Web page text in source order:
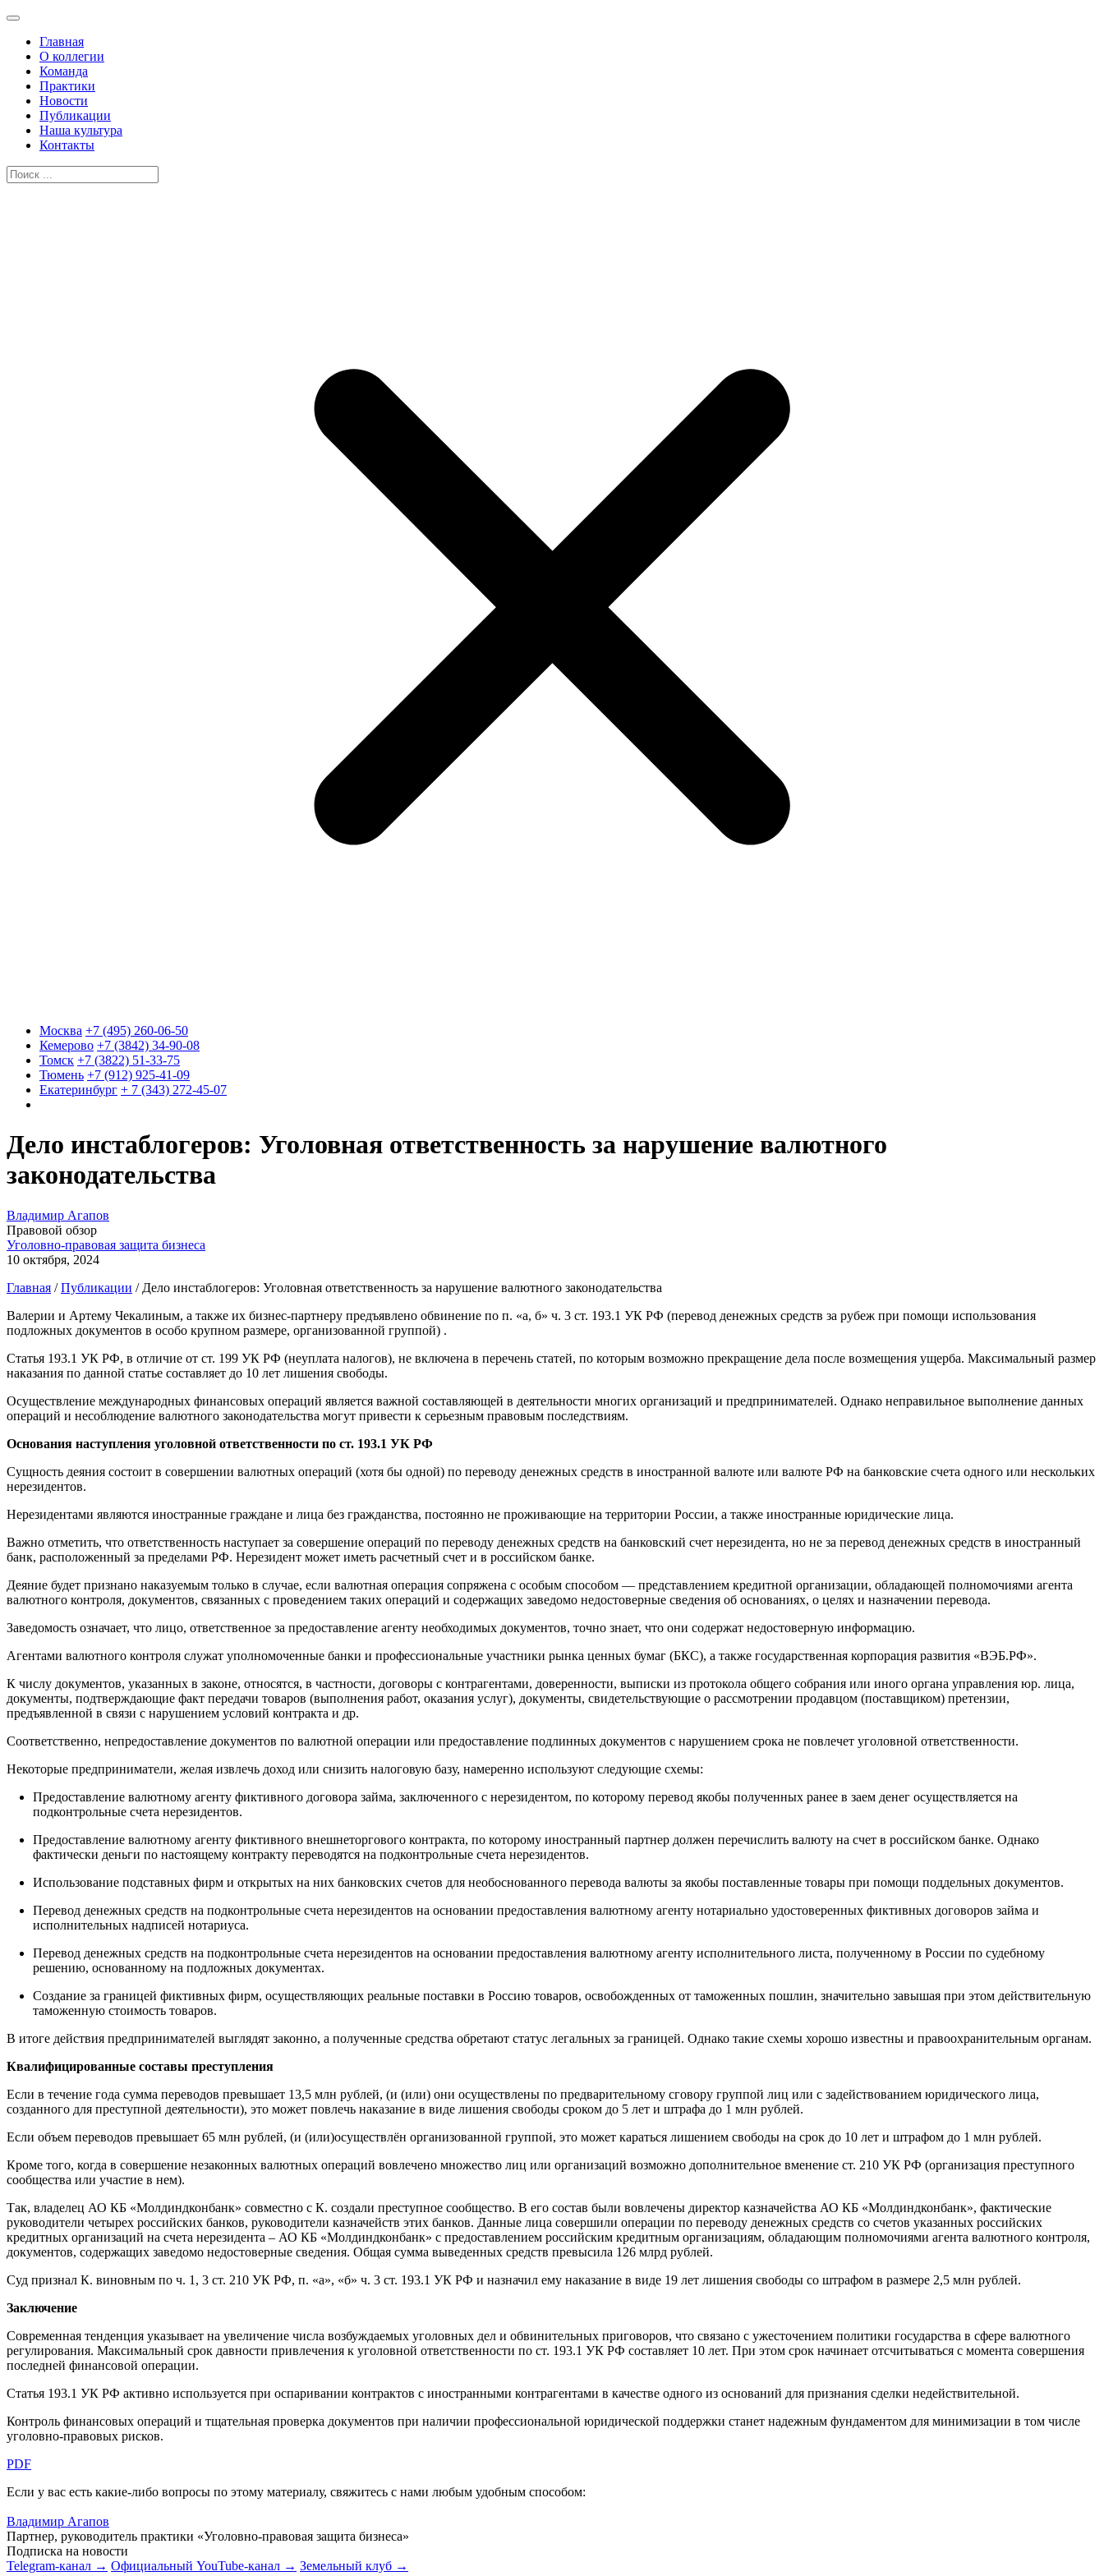
Главная
О коллегии
Команда
Практики
Новости
Публикации
Наша культура
Контакты
Москва +7 (495) 260-06-50
Кемерово +7 (3842) 34-90-08
Томск +7 (3822) 51-33-75
Тюмень +7 (912) 925-41-09
Екатеринбург + 7 (343) 272-45-07
Дело инстаблогеров: Уголовная ответственность за нарушение валютного
законодательства
Владимир Агапов
Правовой обзор
Уголовно-правовая защита бизнеса
10 октября, 2024
Главная /Публикации / Дело инстаблогеров: Уголовная ответственность за нарушение валютного законодательства
Валерии и Артему Чекалиным, а также их бизнес-партнеру предъявлено обвинение по п. «а, б» ч. 3 ст. 193.1 УК РФ (перевод денежных средств за рубеж при помощи использования
подложных документов в особо крупном размере, организованной группой) .
Статья 193.1 УК РФ, в отличие от ст. 199 УК РФ (неуплата налогов), не включена в перечень статей, по которым возможно прекращение дела после возмещения ущерба. Максимальный размер
наказания по данной статье составляет до 10 лет лишения свободы.
Осуществление международных финансовых операций является важной составляющей в деятельности многих организаций и предпринимателей. Однако неправильное выполнение данных
операций и несоблюдение валютного законодательства могут привести к серьезным правовым последствиям.
Основания наступления уголовной ответственности по ст. 193.1 УК РФ
Сущность деяния состоит в совершении валютных операций (хотя бы одной) по переводу денежных средств в иностранной валюте или валюте РФ на банковские счета одного или нескольких
нерезидентов.
Нерезидентами являются иностранные граждане и лица без гражданства, постоянно не проживающие на территории России, а также иностранные юридические лица.
Важно отметить, что ответственность наступает за совершение операций по переводу денежных средств на банковский счет нерезидента, но не за перевод денежных средств в иностранный
банк, расположенный за пределами РФ. Нерезидент может иметь расчетный счет и в российском банке.
Деяние будет признано наказуемым только в случае, если валютная операция сопряжена с особым способом — представлением кредитной организации, обладающей полномочиями агента
валютного контроля, документов, связанных с проведением таких операций и содержащих заведомо недостоверные сведения об основаниях, о целях и назначении перевода.
Заведомость означает, что лицо, ответственное за предоставление агенту необходимых документов, точно знает, что они содержат недостоверную информацию.
Агентами валютного контроля служат уполномоченные банки и профессиональные участники рынка ценных бумаг (БКС), а также государственная корпорация развития «ВЭБ.РФ».
К числу документов, указанных в законе, относятся, в частности, договоры с контрагентами, доверенности, выписки из протокола общего собрания или иного органа управления юр. лица,
документы, подтверждающие факт передачи товаров (выполнения работ, оказания услуг), документы, свидетельствующие о рассмотрении продавцом (поставщиком) претензии,
предъявленной в связи с нарушением условий контракта и др.
Соответственно, непредоставление документов по валютной операции или предоставление подлинных документов с нарушением срока не повлечет уголовной ответственности.
Некоторые предприниматели, желая извлечь доход или снизить налоговую базу, намеренно используют следующие схемы:
Предоставление валютному агенту фиктивного договора займа, заключенного с нерезидентом, по которому перевод якобы полученных ранее в заем денег осуществляется на
подконтрольные счета нерезидентов.
Предоставление валютному агенту фиктивного внешнеторгового контракта, по которому иностранный партнер должен перечислить валюту на счет в российском банке. Однако
фактически деньги по настоящему контракту переводятся на подконтрольные счета нерезидентов.
Использование подставных фирм и открытых на них банковских счетов для необоснованного перевода валюты за якобы поставленные товары при помощи поддельных документов.
Перевод денежных средств на подконтрольные счета нерезидентов на основании предоставления валютному агенту нотариально удостоверенных фиктивных договоров займа и
исполнительных надписей нотариуса.
Перевод денежных средств на подконтрольные счета нерезидентов на основании предоставления валютному агенту исполнительного листа, полученному в России по судебному
решению, основанному на подложных документах.
Создание за границей фиктивных фирм, осуществляющих реальные поставки в Россию товаров, освобожденных от таможенных пошлин, значительно завышая при этом действительную
таможенную стоимость товаров.
В итоге действия предпринимателей выглядят законно, а полученные средства обретают статус легальных за границей. Однако такие схемы хорошо известны и правоохранительным органам.
Квалифицированные составы преступления
Если в течение года сумма переводов превышает 13,5 млн рублей, (и (или) они осуществлены по предварительному сговору группой лиц или с задействованием юридического лица,
созданного для преступной деятельности), это может повлечь наказание в виде лишения свободы сроком до 5 лет и штрафа до 1 млн рублей.
Если объем переводов превышает 65 млн рублей, (и (или)осуществлён организованной группой, это может караться лишением свободы на срок до 10 лет и штрафом до 1 млн рублей.
Кроме того, когда в совершение незаконных валютных операций вовлечено множество лиц или организаций возможно дополнительное вменение ст. 210 УК РФ (организация преступного
сообщества или участие в нем).
Так, владелец АО КБ «Молдиндконбанк» совместно с К. создали преступное сообщество. В его состав были вовлечены директор казначейства АО КБ «Молдиндконбанк», фактические
руководители четырех российских банков, руководители казначейств этих банков. Данные лица совершили операции по переводу денежных средств со счетов указанных российских
кредитных организаций на счета нерезидента – АО КБ «Молдиндконбанк» с предоставлением российским кредитным организациям, обладающим полномочиями агента валютного контроля,
документов, содержащих заведомо недостоверные сведения. Общая сумма выведенных средств превысила 126 млрд рублей.
Суд признал К. виновным по ч. 1, 3 ст. 210 УК РФ, п. «а», «б» ч. 3 ст. 193.1 УК РФ и назначил ему наказание в виде 19 лет лишения свободы со штрафом в размере 2,5 млн рублей.
Заключение
Современная тенденция указывает на увеличение числа возбуждаемых уголовных дел и обвинительных приговоров, что связано с ужесточением политики государства в сфере валютного
регулирования. Максимальный срок давности привлечения к уголовной ответственности по ст. 193.1 УК РФ составляет 10 лет. При этом срок начинает отсчитываться с момента совершения
последней финансовой операции.
Статья 193.1 УК РФ активно используется при оспаривании контрактов с иностранными контрагентами в качестве одного из оснований для признания сделки недействительной.
Контроль финансовых операций и тщательная проверка документов при наличии профессиональной юридической поддержки станет надежным фундаментом для минимизации в том числе
уголовно-правовых рисков.
PDF
Если у вас есть какие-либо вопросы по этому материалу, свяжитесь с нами любым удобным способом:
Владимир Агапов
Партнер, руководитель практики «Уголовно-правовая защита бизнеса»
Подписка на новости
Telegram-канал → Официальный YouTube-канал → Земельный клуб →